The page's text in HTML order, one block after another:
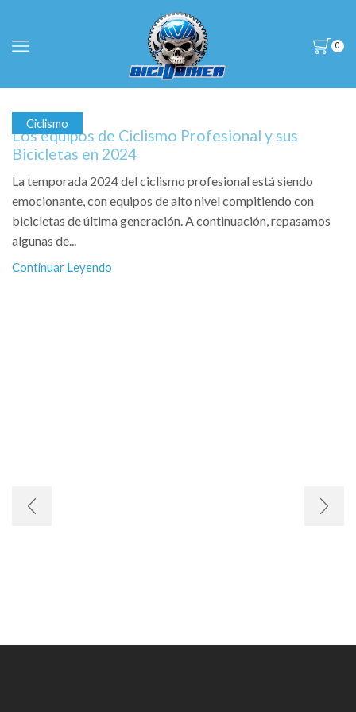
0
Ciclismo
Los equipos de Ciclismo Profesional y sus
Bicicletas en 2024
La temporada 2024 del ciclismo profesional está siendo
emocionante, con equipos de alto nivel compitiendo con
bicicletas de última generación. A continuación, repasamos
algunas de...
Continuar Leyendo